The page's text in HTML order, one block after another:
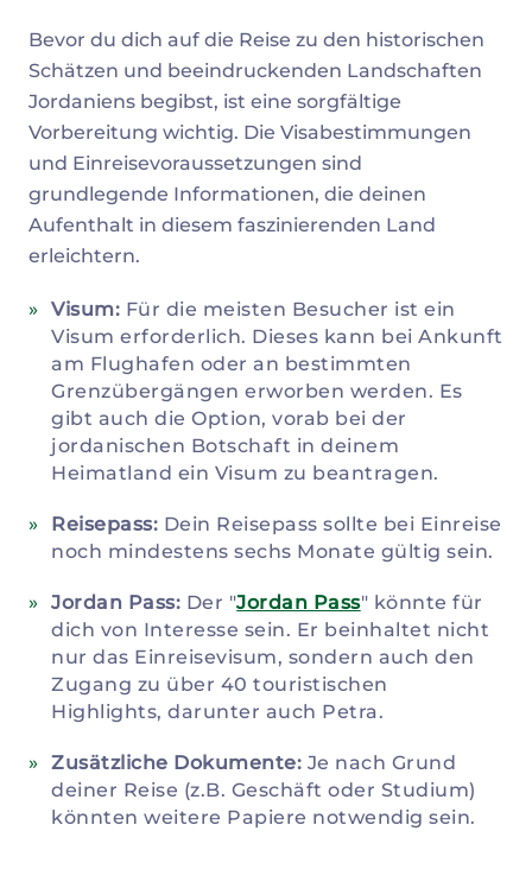
Bevor du dich auf die Reise zu den historischen
Schätzen und beeindruckenden Landschaften
Jordaniens begibst, ist eine sorgfältige
Vorbereitung wichtig. Die Visabestimmungen
und Einreisevoraussetzungen sind
grundlegende Informationen, die deinen
Aufenthalt in diesem faszinierenden Land
erleichtern.
Visum: Für die meisten Besucher ist ein
Visum erforderlich. Dieses kann bei Ankunft
am Flughafen oder an bestimmten
Grenzübergängen erworben werden. Es
gibt auch die Option, vorab bei der
jordanischen Botschaft in deinem
Heimatland ein Visum zu beantragen.
Reisepass: Dein Reisepass sollte bei Einreise
noch mindestens sechs Monate gültig sein.
Jordan Pass: Der "Jordan Pass" könnte für
dich von Interesse sein. Er beinhaltet nicht
nur das Einreisevisum, sondern auch den
Zugang zu über 40 touristischen
Highlights, darunter auch Petra.
Zusätzliche Dokumente: Je nach Grund
deiner Reise (z.B. Geschäft oder Studium)
könnten weitere Papiere notwendig sein.